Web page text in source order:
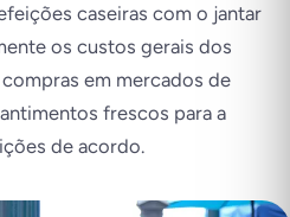
caseiras com o jantar
os custos gerais dos
em mercados de
frescos para a
de acordo.